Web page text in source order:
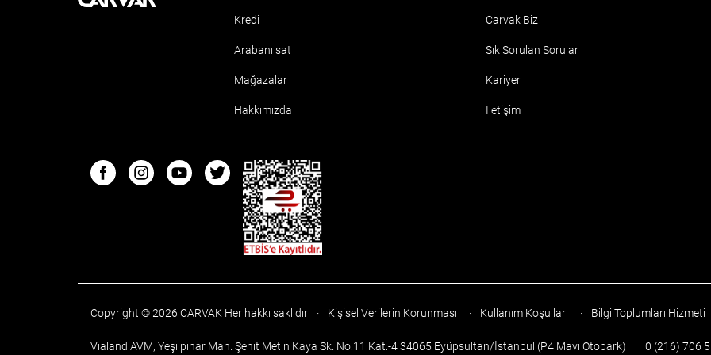
Kredi
Arabanı sat
Mağazalar
Hakkımızda
Carvak Biz
Sık Sorulan Sorular
Kariyer
İletişim
FacebookInstagramYoutubeTwitter
ETBIS
Copyright © 2026 CARVAK Her hakkı saklıdır · Kişisel Verilerin Korunması · Kullanım Koşulları · Bilgi Toplumları Hizmeti
Vialand AVM, Yeşilpınar Mah. Şehit Metin Kaya Sk. No:11 Kat:-4 34065 Eyüpsultan/İstanbul (P4 Mavi Otopark) 0 (216) 706